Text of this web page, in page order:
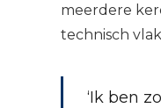
meerdere
technisch
‘Ik ben